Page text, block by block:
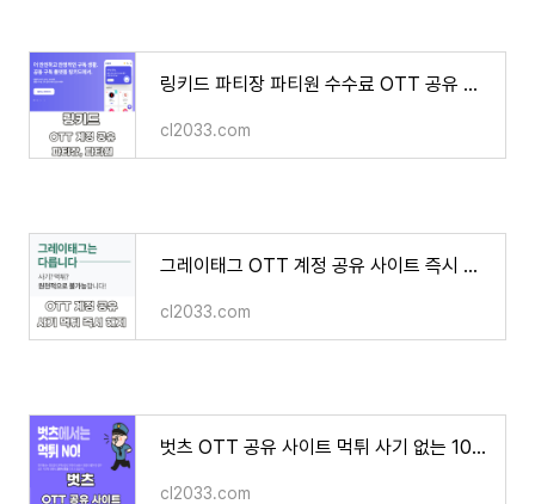
링키드 파티장 파티원 수수료 OTT 공유 공동 구독 플랫폼 사용법
cl2033.com
그레이태그 OTT 계정 공유 사이트 즉시 해지 잔여 이용료 보장 사기 먹튀
cl2033.com
벗츠 OTT 공유 사이트 먹튀 사기 없는 100% 환불 보장제 이용 방법
cl2033.com